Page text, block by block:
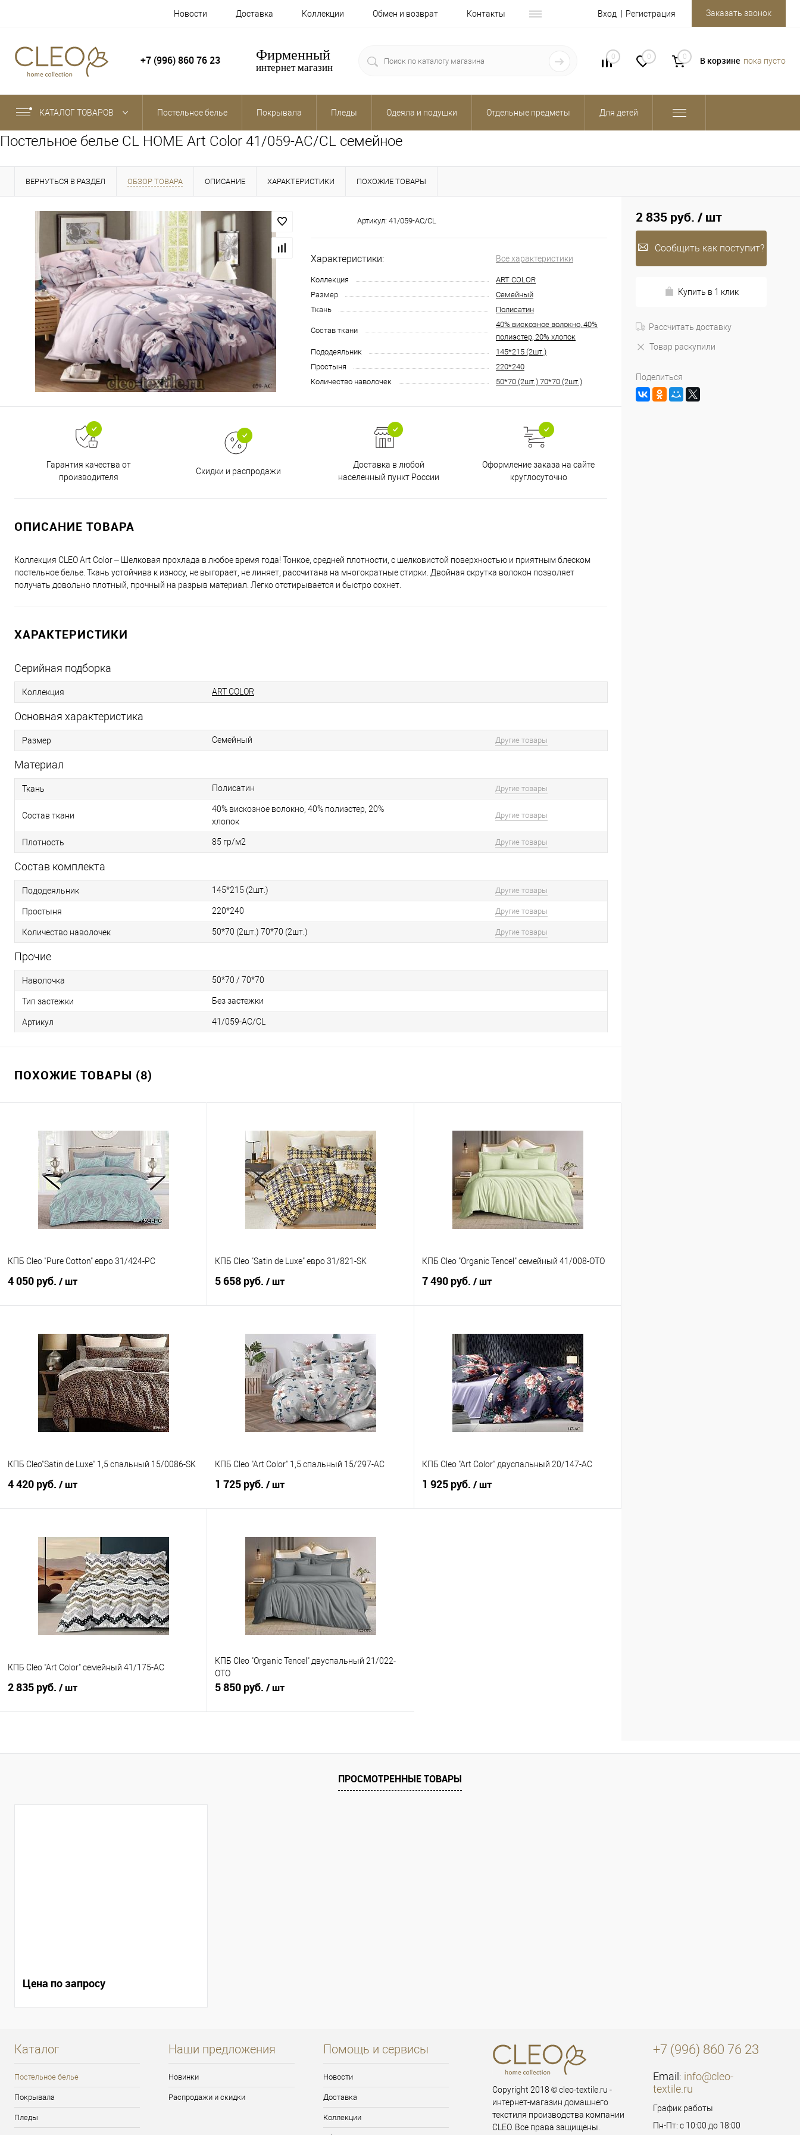
Новости Доставка Коллекции Обмен и возврат Контакты Вход Регистрация Заказать звонок
+7 (996) 860 76 23 Фирменный
интернет магазин
0 0 0 В корзине пока пусто
КАТАЛОГ ТОВАРОВ Постельное белье Покрывала Пледы Одеяла и подушки Отдельные предметы Для детей
Постельное белье CL HOME Art Color 41/059-AC/CL семейное
ВЕРНУТЬСЯ В РАЗДЕЛ ОБЗОР ТОВАРА ОПИСАНИЕ ХАРАКТЕРИСТИКИ ПОХОЖИЕ ТОВАРЫ
Артикул: 41/059-AC/CL
Характеристики: Все характеристики
Коллекция
ART COLOR
Размер
Семейный
Ткань
Полисатин
Состав ткани
40% вискозное волокно, 40%
полиэстер, 20% хлопок
Пододеяльник
145*215 (2шт.)
Простыня
220*240
Количество наволочек
50*70 (2шт.) 70*70 (2шт.)
Гарантия качества от
производителя
Скидки и распродажи
Доставка в любой
населенный пункт России
Оформление заказа на сайте
круглосуточно
ОПИСАНИЕ ТОВАРА
Коллекция CLEO Art Color – Шелковая прохлада в любое время года! Тонкое, средней плотности, с шелковистой поверхностью и приятным блеском
постельное белье. Ткань устойчива к износу, не выгорает, не линяет, рассчитана на многократные стирки. Двойная скрутка волокон позволяет
получать довольно плотный, прочный на разрыв материал. Легко отстирывается и быстро сохнет.
ХАРАКТЕРИСТИКИ
Серийная подборка
Коллекция ART COLOR
Основная характеристика
Размер Семейный Другие товары
Материал
Ткань Полисатин Другие товары
Состав ткани
40% вискозное волокно, 40% полиэстер, 20%
хлопок
Другие товары
Плотность 85 гр/м2 Другие товары
Состав комплекта
Пододеяльник 145*215 (2шт.) Другие товары
Простыня 220*240 Другие товары
Количество наволочек 50*70 (2шт.) 70*70 (2шт.) Другие товары
Прочие
Наволочка 50*70 / 70*70
Тип застежки Без застежки
Артикул 41/059-AC/CL
ПОХОЖИЕ ТОВАРЫ (8)
КПБ Cleo "Pure Cotton" евро 31/424-PC
4 050 руб. / шт
Купить в 1 клик
Сравнение
В избранное
В наличии
КПБ Cleo "Satin de Luxe" евро 31/821-SK
5 658 руб. / шт
Купить в 1 клик
Сравнение
В избранное
В наличии
КПБ Cleo "Organic Tencel" семейный 41/008-OTO
7 490 руб. / шт
Купить в 1 клик
Сравнение
В избранное
В наличии
КПБ Cleo"Satin de Luxe" 1,5 спальный 15/0086-SK
4 420 руб. / шт
Купить в 1 клик
Сравнение
В избранное
В наличии
КПБ Cleo "Art Color" 1,5 спальный 15/297-AC
1 725 руб. / шт
Купить в 1 клик
Сравнение
В избранное
В наличии
КПБ Cleo "Art Color" двуспальный 20/147-AC
1 925 руб. / шт
КПБ Cleo "Art Color" семейный 41/175-AC
2 835 руб. / шт
КПБ Cleo "Organic Tencel" двуспальный 21/022-
OTO
5 850 руб. / шт
2 835 руб. / шт
Сообщить как поступит?
Купить в 1 клик
Рассчитать доставку
Товар раскупили
Поделиться
ПРОСМОТРЕННЫЕ ТОВАРЫ
Цена по запросу
Каталог
Постельное белье
Покрывала
Пледы
Наши предложения
Новинки
Распродажи и скидки
Помощь и сервисы
Новости
Доставка
Коллекции
Copyright 2018 © cleo-textile.ru -
интернет-магазин домашнего
текстиля производства компании
CLEO. Все права защищены.
+7 (996) 860 76 23
Email: info@cleo-
textile.ru
График работы
Пн-Пт: с 10:00 до 18:00